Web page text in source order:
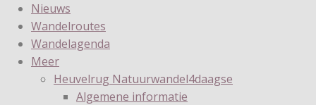
Nieuws
Wandelroutes
Wandelagenda
Meer
Heuvelrug Natuurwandel4daagse
Algemene informatie